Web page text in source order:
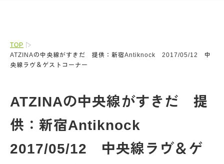
TOP
ATZINAの中央線がすきだ 提供：新宿Antiknock 2017/05/12 中
央線ラヴ＆ゲストコーナー
ATZINAの中央線がすきだ 提
供：新宿Antiknock
2017/05/12 中央線ラヴ＆ゲ